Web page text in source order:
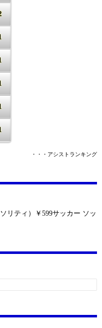
・・・アシストランキング
リティ）￥599サッカー ソッ